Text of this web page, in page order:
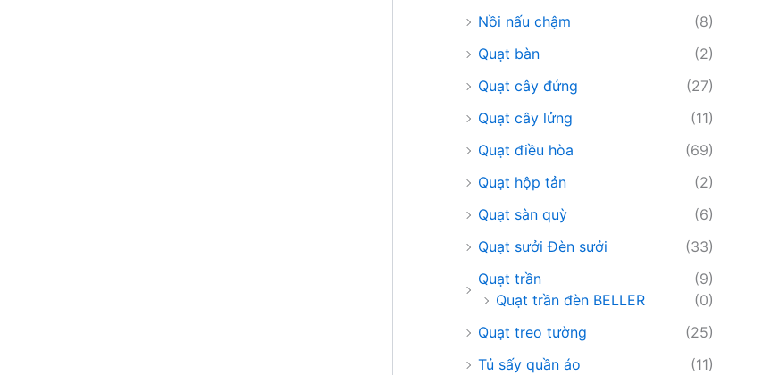
Nồi nấu chậm
(8)
Quạt bàn
(2)
Quạt cây đứng
(27)
Quạt cây lửng
(11)
Quạt điều hòa
(69)
Quạt hộp tản
(2)
Quạt sàn quỳ
(6)
Quạt sưởi Đèn sưởi
(33)
Quạt trần
(9)
Quạt trần đèn BELLER
(0)
Quạt treo tường
(25)
Tủ sấy quần áo
(11)